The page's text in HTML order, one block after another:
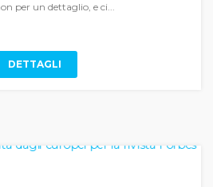
per un dettaglio, e ci...
DETTAGLI